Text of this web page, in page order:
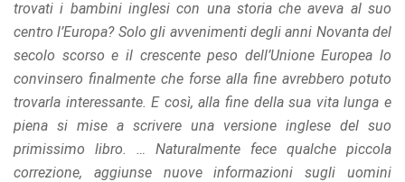
trovati i bambini inglesi con una storia che aveva al suo
centro l’Europa? Solo gli avvenimenti degli anni Novanta del
secolo scorso e il crescente peso dell’Unione Europea lo
convinsero finalmente che forse alla fine avrebbero potuto
trovarla interessante. E così, alla fine della sua vita lunga e
piena si mise a scrivere una versione inglese del suo
primissimo libro. … Naturalmente fece qualche piccola
correzione, aggiunse nuove informazioni sugli uomini